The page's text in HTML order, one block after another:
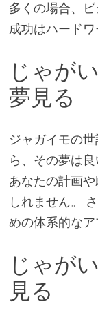
多くの場合、ビ
成功はハードワ
じゃが
夢見る
ジャガイモの
ら、その夢は
あなたの計画
しれません。
めの体系的なア
じゃが
見る